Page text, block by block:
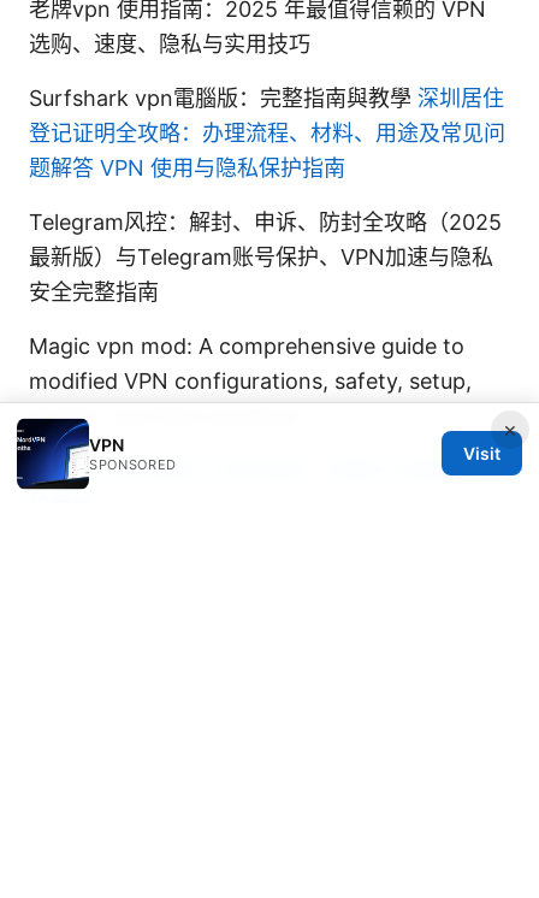
老牌vpn 使用指南：2025 年最值得信赖的 VPN
选购、速度、隐私与实用技巧
Surfshark vpn電腦版：完整指南與教學 深圳居住
登记证明全攻略：办理流程、材料、用途及常见问
题解答 VPN 使用与隐私保护指南
Telegram风控：解封、申诉、防封全攻略（2025
最新版）与Telegram账号保护、VPN加速与隐私
安全完整指南
Magic vpn mod: A comprehensive guide to
modified VPN configurations, safety, setup,
legality, and best practices
永久vpn使用指南：如何选择、部署与长期隐私保
×
VPN
SPONSORED
Visit